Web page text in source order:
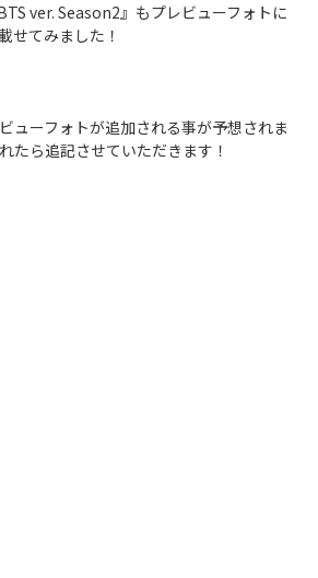
ver. Season2』もプレビューフォトに
せてみました！
ューフォトが追加される事が予想されま
たら追記させていただきます！